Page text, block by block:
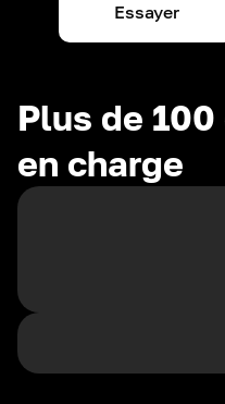
Essayer
Plus de
en charge